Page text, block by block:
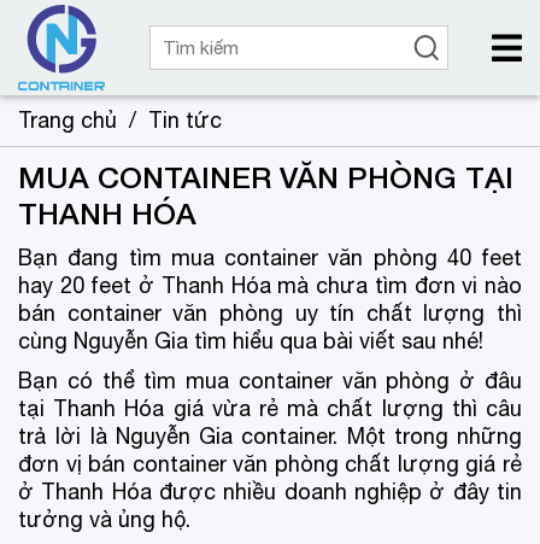
Trang chủ / Tin tức
MUA CONTAINER VĂN PHÒNG TẠI
THANH HÓA
Bạn đang tìm mua container văn phòng 40 feet
hay 20 feet ở Thanh Hóa mà chưa tìm đơn vi nào
bán container văn phòng uy tín chất lượng thì
cùng Nguyễn Gia tìm hiểu qua bài viết sau nhé!
Bạn có thể tìm mua container văn phòng ở đâu
tại Thanh Hóa giá vừa rẻ mà chất lượng thì câu
trả lời là Nguyễn Gia container. Một trong những
đơn vị bán container văn phòng chất lượng giá rẻ
ở Thanh Hóa được nhiều doanh nghiệp ở đây tin
tưởng và ủng hộ.